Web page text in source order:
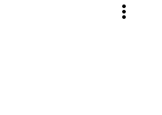
more_vert